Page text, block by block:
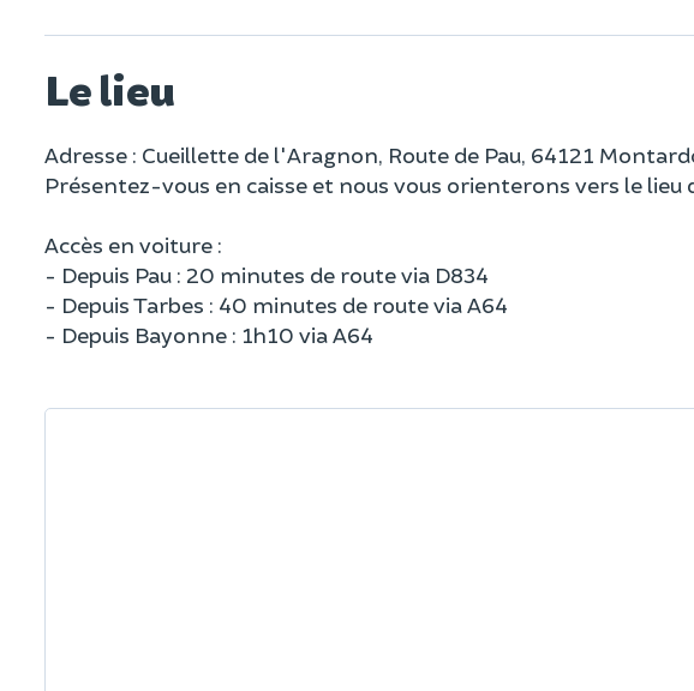
Le lieu
Adresse : Cueillette de l'Aragnon, Route de Pau, 64121
Présentez-vous en caisse et nous vous orienterons vers le lieu
Accès en voiture :
- Depuis Pau : 20 minutes de route via D834
- Depuis Tarbes : 40 minutes de route via A64
- Depuis Bayonne : 1h10 via A64